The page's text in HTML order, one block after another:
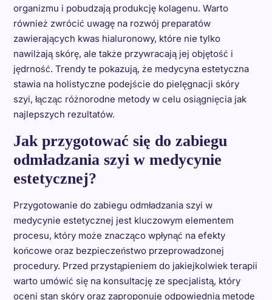
organizmu i pobudzają produkcję kolagenu. Warto
również zwrócić uwagę na rozwój preparatów
zawierających kwas hialuronowy, które nie tylko
nawilżają skórę, ale także przywracają jej objętość i
jędrność. Trendy te pokazują, że medycyna estetyczna
stawia na holistyczne podejście do pielęgnacji skóry
szyi, łącząc różnorodne metody w celu osiągnięcia jak
najlepszych rezultatów.
Jak przygotować się do zabiegu
odmładzania szyi w medycynie
estetycznej?
Przygotowanie do zabiegu odmładzania szyi w
medycynie estetycznej jest kluczowym elementem
procesu, który może znacząco wpłynąć na efekty
końcowe oraz bezpieczeństwo przeprowadzonej
procedury. Przed przystąpieniem do jakiejkolwiek terapii
warto umówić się na konsultację ze specjalistą, który
oceni stan skóry oraz zaproponuje odpowiednią metodę